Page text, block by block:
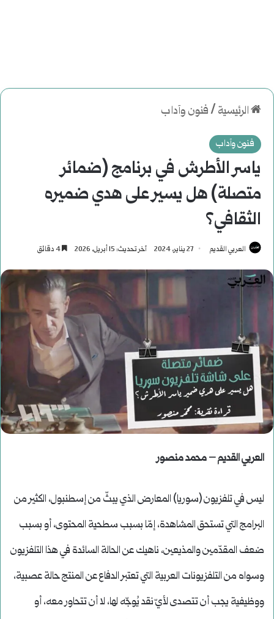
الرئيسية /فنون وآداب
فنون وآداب
ياسر الأطرش في برنامج (ضمائر
متصلة) هل يسير على هدي ضميره
الثقافي؟
العربي القديم 27 يناير، 2024 آخر تحديث: 15 أبريل، 2026
العربي القديم – محمد منصور
ليس في تلفزيون (سوريا) المعارض الذي يبثّ من إسطنبول، الكثير من
البرامج التي تستحق المشاهدة، إمّا بسبب سطحية المحتوى، أو بسبب
ضعف المقدّمين والمذيعين، ناهيك عن الحالة السائدة في هذا التلفزيون
وسواه من التلفزيونات العربية التي تعتبر الدفاع عن المنتج حالة عصبية،
ووظيفية يجب أن تتصدى لأيّ نقد يُوجّه لها، لا أن تتحاور معه، أو